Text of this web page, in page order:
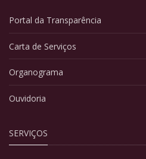
Portal da Transparência
Carta de Serviços
Organograma
Ouvidoria
SERVIÇOS